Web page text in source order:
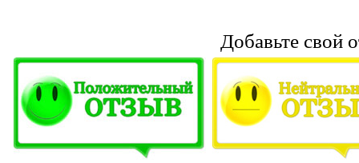
Добавьте свой